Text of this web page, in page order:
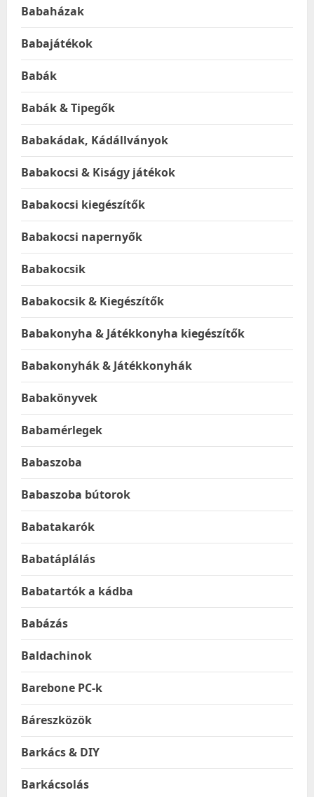
Babaházak
Babajátékok
Babák
Babák & Tipegők
Babakádak, Kádállványok
Babakocsi & Kiságy játékok
Babakocsi kiegészítők
Babakocsi napernyők
Babakocsik
Babakocsik & Kiegészítők
Babakonyha & Játékkonyha kiegészítők
Babakonyhák & Játékkonyhák
Babakönyvek
Babamérlegek
Babaszoba
Babaszoba bútorok
Babatakarók
Babatáplálás
Babatartók a kádba
Babázás
Baldachinok
Barebone PC-k
Báreszközök
Barkács & DIY
Barkácsolás